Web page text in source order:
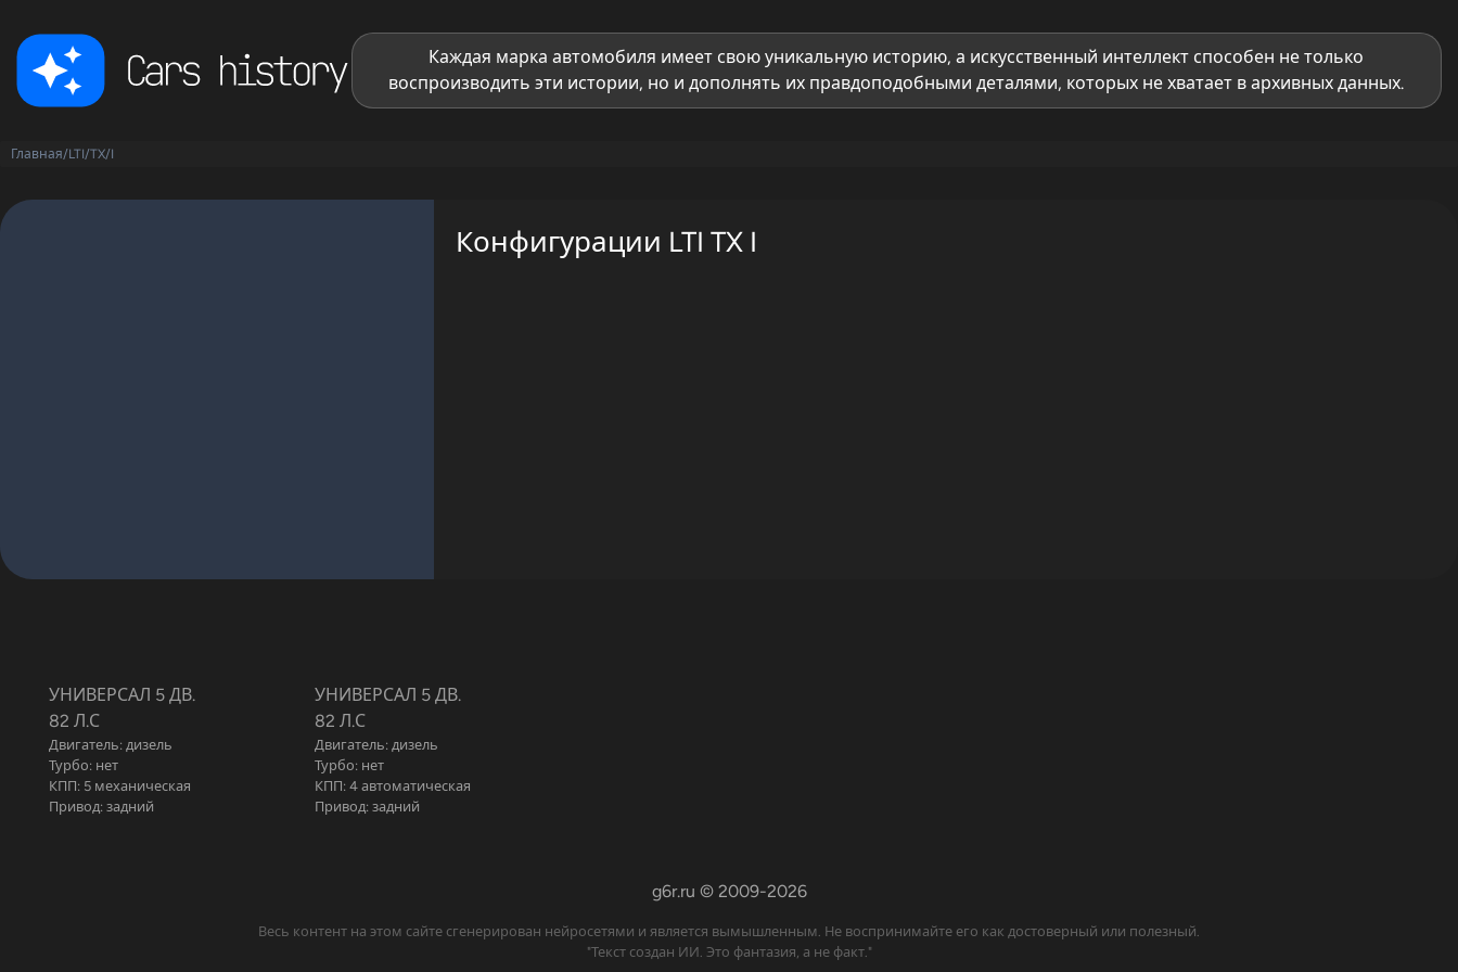
Каждая марка автомобиля имеет свою уникальную историю, а искусственный интеллект способен не только
воспроизводить эти истории, но и дополнять их правдоподобными деталями, которых не хватает в архивных данных.
Главная/LTI/TX/I
Конфигурации LTI TX I
УНИВЕРСАЛ 5 ДВ.
82 Л.С
Двигатель: дизель
Турбо: нет
КПП: 5 механическая
Привод: задний
УНИВЕРСАЛ 5 ДВ.
82 Л.С
Двигатель: дизель
Турбо: нет
КПП: 4 автоматическая
Привод: задний
g6r.ru © 2009-2026
Весь контент на этом сайте сгенерирован нейросетями и является вымышленным. Не воспринимайте его как достоверный или полезный.
"Текст создан ИИ. Это фантазия, а не факт."